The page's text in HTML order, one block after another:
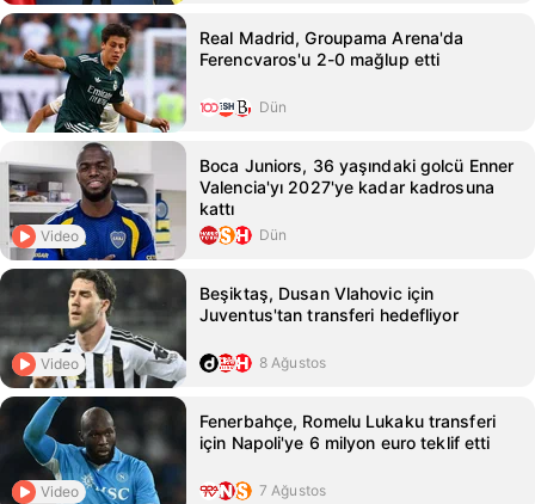
Real Madrid, Groupama Arena'da
Ferencvaros'u 2-0 mağlup etti
Dün
Video
Boca Juniors, 36 yaşındaki golcü Enner
Valencia'yı 2027'ye kadar kadrosuna
kattı
Dün
Video
Beşiktaş, Dusan Vlahovic için
Juventus'tan transferi hedefliyor
8 Ağustos
Video
Fenerbahçe, Romelu Lukaku transferi
için Napoli'ye 6 milyon euro teklif etti
7 Ağustos